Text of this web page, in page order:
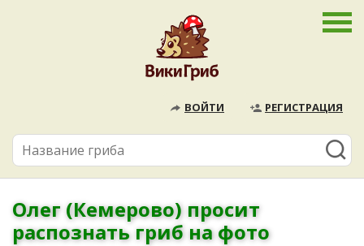
ВОЙТИ РЕГИСТРАЦИЯ
Олег (Кемерово) просит
распознать гриб на фото